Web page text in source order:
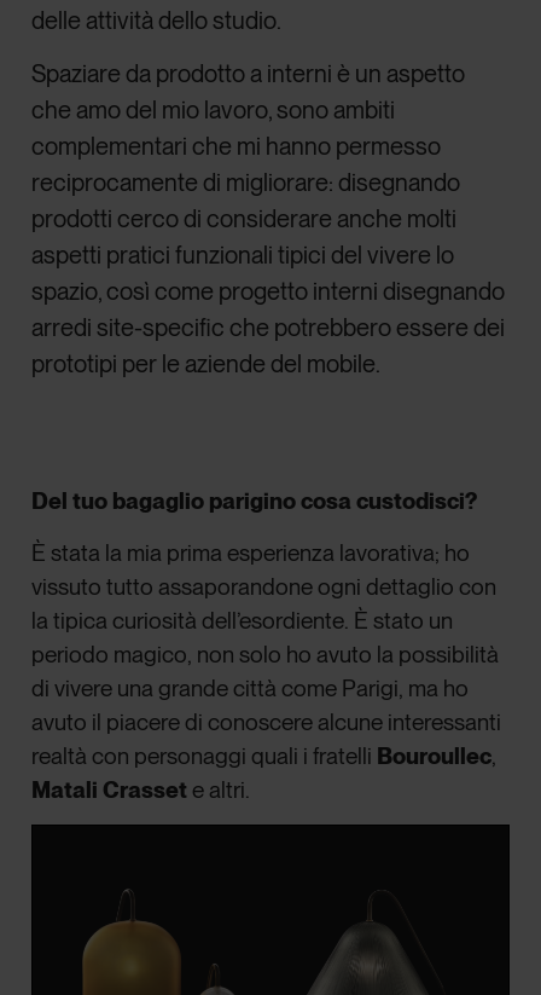
delle attività dello studio.
Spaziare da prodotto a interni è un aspetto
che amo del mio lavoro, sono ambiti
complementari che mi hanno permesso
reciprocamente di migliorare: disegnando
prodotti cerco di considerare anche molti
aspetti pratici funzionali tipici del vivere lo
spazio, così come progetto interni disegnando
arredi site-specific che potrebbero essere dei
prototipi per le aziende del mobile.
Del tuo bagaglio parigino cosa custodisci?
È stata la mia prima esperienza lavorativa; ho
vissuto tutto assaporandone ogni dettaglio con
la tipica curiosità dell’esordiente. È stato un
periodo magico, non solo ho avuto la possibilità
di vivere una grande città come Parigi, ma ho
avuto il piacere di conoscere alcune interessanti
realtà con personaggi quali i fratelli Bouroullec,
Matali Crasset e altri.